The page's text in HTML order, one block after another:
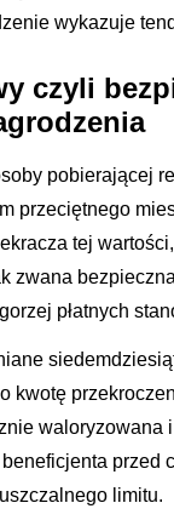
wykazuje
czyli
pobierającej
przeciętnego
tej
zwana
płatnych
kwotę
waloryzowana
przed
limitu.